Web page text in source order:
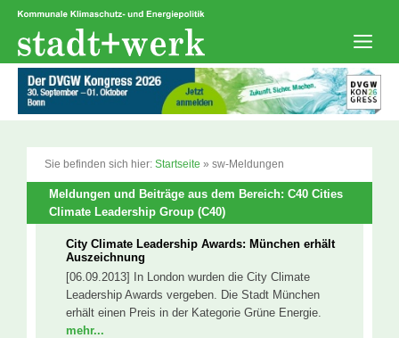
Zum
springen
Sie befinden sich hier: Startseite » sw-Meldungen
Meldungen und Beiträge aus dem Bereich: C40 Cities
Climate Leadership Group (C40)
City Climate Leadership Awards: München erhält
Auszeichnung
[06.09.2013] In London wurden die City Climate
Leadership Awards vergeben. Die Stadt München
erhält einen Preis in der Kategorie Grüne Energie.
mehr...